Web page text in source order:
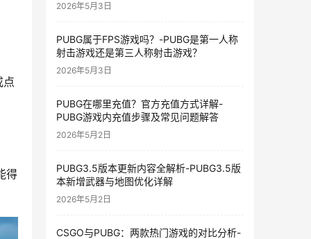
点
得
2026年5月3日
PUBG属于FPS游戏吗？-PUBG是第一人称
射击游戏还是第三人称射击游戏？
2026年5月3日
PUBG在哪里充值？官方充值方式详解-
PUBG游戏内充值步骤及常见问题解答
2026年5月2日
PUBG3.5版本更新内容全解析-PUBG3.5版
本新增武器与地图优化详解
2026年5月2日
CSGO与PUBG：两款热门游戏的对比分析-